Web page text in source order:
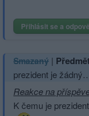
Přihlásit se a
Smazaný |
prezident je
Reakce na
K čemu je